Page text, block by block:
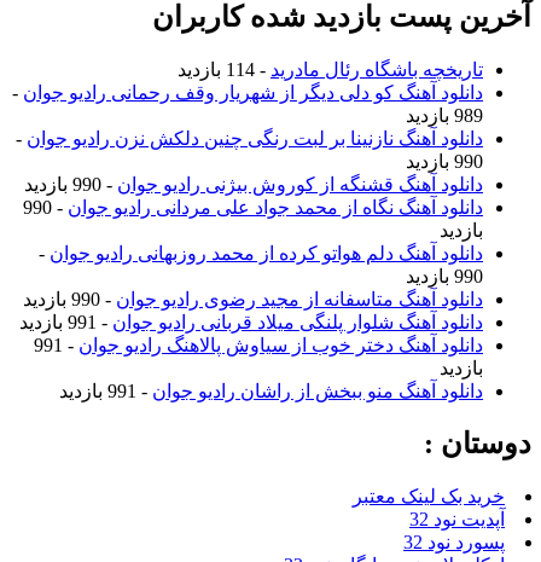
آخرین پست بازدید شده کاربران
تاریخچه باشگاه رئال مادرید - 114 بازدید
دانلود آهنگ کو دلی دیگر از شهریار وقف رحمانی رادیو جوان -
989 بازدید
دانلود آهنگ نازنینا بر لبت رنگی چنین دلکش نزن رادیو جوان -
990 بازدید
دانلود آهنگ قشنگه از کوروش بیژنی رادیو جوان - 990 بازدید
دانلود آهنگ نگاه از محمد جواد علی مردانی رادیو جوان
- 990
بازدید
دانلود آهنگ دلم هواتو کرده از محمد روزبهانی رادیو جوان -
990 بازدید
دانلود آهنگ متاسفانه از مجید رضوی رادیو جوان - 990 بازدید
دانلود آهنگ شلوار پلنگی میلاد قربانی رادیو جوان - 991 بازدید
دانلود آهنگ دختر خوب از سیاوش پالاهنگ رادیو جوان
- 991
بازدید
دانلود آهنگ منو ببخش از راشان رادیو جوان - 991 بازدید
دوستان :
خرید بک لینک معتبر
آپدیت نود 32
پسورد نود 32